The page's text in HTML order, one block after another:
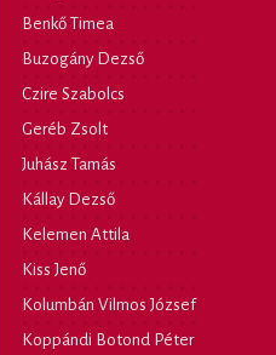
Benkő Timea
Buzogány Dezső
Czire Szabolcs
Geréb Zsolt
Juhász Tamás
Kállay Dezső
Kelemen Attila
Kiss Jenő
Kolumbán Vilmos József
Koppándi Botond Péter